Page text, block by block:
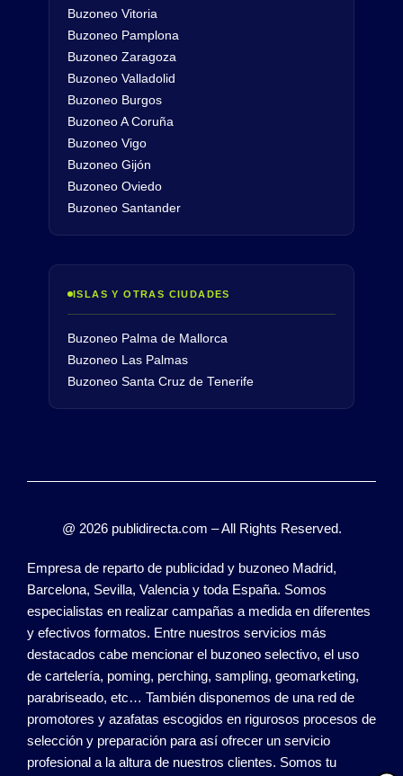
Buzoneo Vitoria
Buzoneo Pamplona
Buzoneo Zaragoza
Buzoneo Valladolid
Buzoneo Burgos
Buzoneo A Coruña
Buzoneo Vigo
Buzoneo Gijón
Buzoneo Oviedo
Buzoneo Santander
ISLAS Y OTRAS CIUDADES
Buzoneo Palma de Mallorca
Buzoneo Las Palmas
Buzoneo Santa Cruz de Tenerife
@ 2026 publidirecta.com – All Rights Reserved.
Empresa de reparto de publicidad y buzoneo Madrid,
Barcelona, Sevilla, Valencia y toda España. Somos
especialistas en realizar campañas a medida en diferentes
y efectivos formatos. Entre nuestros servicios más
destacados cabe mencionar el buzoneo selectivo, el uso
de cartelería, poming, perching, sampling, geomarketing,
parabriseado, etc… También disponemos de una red de
promotores y azafatas escogidos en rigurosos procesos de
selección y preparación para así ofrecer un servicio
profesional a la altura de nuestros clientes. Somos tu